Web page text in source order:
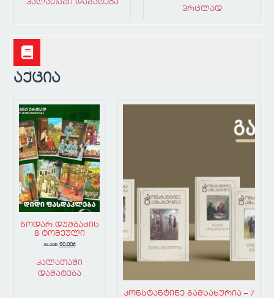
კალათაში დამატება
ვრცლად
აქცია
ნოდარ დუმბაძის
8 ტომეული
96.00₾ 50.00₾
კალათაში
დამატება
კონსტანტინე გამსახურია – 7